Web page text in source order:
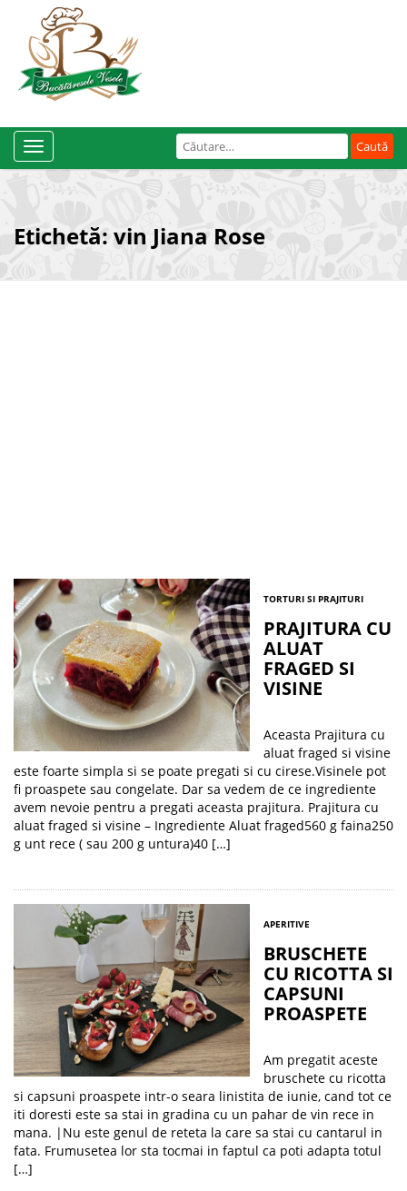
Caută
după:
Toggle
Navigation
Etichetă: vin Jiana Rose
TORTURI SI PRAJITURI
PRAJITURA CU
ALUAT
FRAGED SI
VISINE
Aceasta Prajitura cu
aluat fraged si visine
este foarte simpla si se poate pregati si cu cirese.Visinele pot
fi proaspete sau congelate. Dar sa vedem de ce ingrediente
avem nevoie pentru a pregati aceasta prajitura. Prajitura cu
aluat fraged si visine – Ingrediente Aluat fraged560 g faina250
g unt rece ( sau 200 g untura)40 […]
APERITIVE
BRUSCHETE
CU RICOTTA SI
CAPSUNI
PROASPETE
​Am pregatit aceste
bruschete cu ricotta
si capsuni proaspete intr-o seara linistita de iunie, cand tot ce
iti doresti este sa stai in gradina cu un pahar de vin rece in
mana. |Nu este genul de reteta la care sa stai cu cantarul in
fata. Frumusetea lor sta tocmai in faptul ca poti adapta totul
[…]